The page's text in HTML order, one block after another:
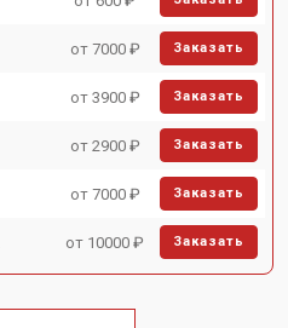
от 7000 ₽ Заказать
от 3900 ₽ Заказать
от 2900 ₽ Заказать
от 7000 ₽ Заказать
от 10000 ₽ Заказать